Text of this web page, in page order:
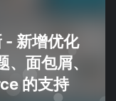
- 新增优化
面包屑、
的支持